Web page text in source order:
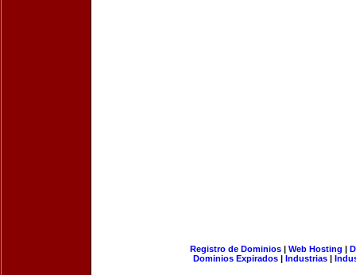
Registro de Dominios| Web Hosting |
Dominios Expirados | Industrias |